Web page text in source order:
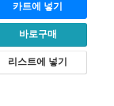
카트에 넣기
바로구매
리스트에 넣기